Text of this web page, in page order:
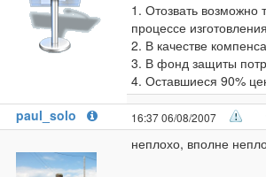
1. Отозвать возможно
процессе
2. В качестве
3. В фонд защиты
4. Оставшиеся 90%
paul_solo
16:37 06/08/2007
неплохо, вполне